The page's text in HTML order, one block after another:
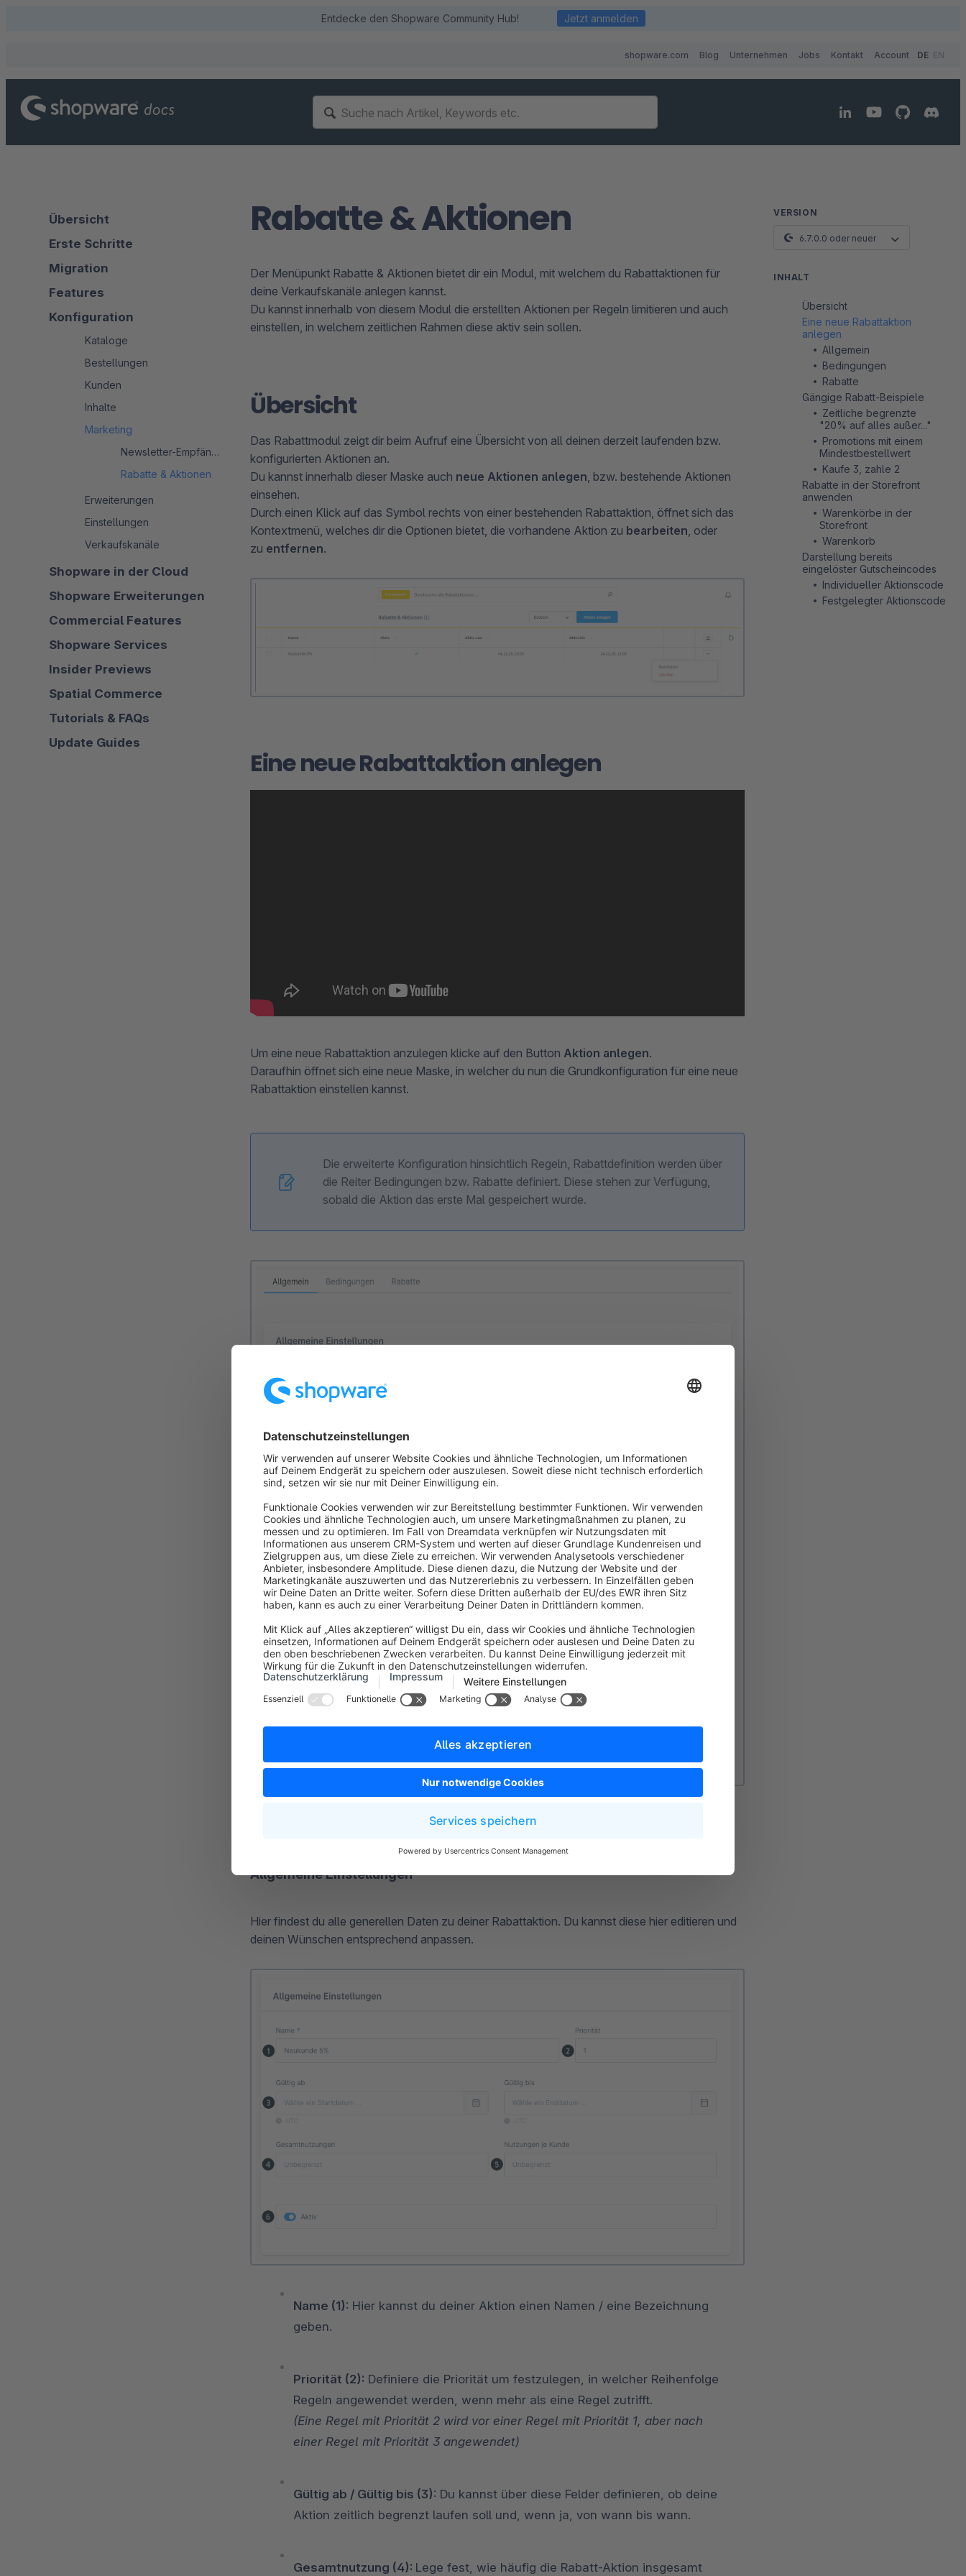
Entdecke den Shopware Community Hub! Jetzt anmelden
shopware.com Blog Unternehmen Jobs Kontakt Account DE EN
Übersicht
Erste Schritte
Migration
Features
Konfiguration
Kataloge
Bestellungen
Kunden
Inhalte
Marketing
Newsletter-Empfänger
Rabatte & Aktionen
Erweiterungen
Einstellungen
Verkaufskanäle
Shopware in der Cloud
Shopware Erweiterungen
Commercial Features
Shopware Services
Insider Previews
Spatial Commerce
Tutorials & FAQs
Update Guides
Rabatte & Aktionen
Der Menüpunkt Rabatte & Aktionen bietet dir ein Modul, mit welchem du Rabattaktionen für
deine Verkaufskanäle anlegen kannst.
Du kannst innerhalb von diesem Modul die erstellten Aktionen per Regeln limitieren und auch
einstellen, in welchem zeitlichen Rahmen diese aktiv sein sollen.
Übersicht
Das Rabattmodul zeigt dir beim Aufruf eine Übersicht von all deinen derzeit laufenden bzw.
konfigurierten Aktionen an.
Du kannst innerhalb dieser Maske auch neue Aktionen anlegen, bzw. bestehende Aktionen
einsehen.
Durch einen Klick auf das Symbol rechts von einer bestehenden Rabattaktion, öffnet sich das
Kontextmenü, welches dir die Optionen bietet, die vorhandene Aktion zu bearbeiten, oder
zu entfernen.
Eine neue Rabattaktion anlegen
Um eine neue Rabattaktion anzulegen klicke auf den Button Aktion anlegen.
Daraufhin öffnet sich eine neue Maske, in welcher du nun die Grundkonfiguration für eine neue
Rabattaktion einstellen kannst.
Die erweiterte Konfiguration hinsichtlich Regeln, Rabattdefinition werden über
die Reiter Bedingungen bzw. Rabatte definiert. Diese stehen zur Verfügung,
sobald die Aktion das erste Mal gespeichert wurde.
Allgemeine Einstellungen
Hier findest du alle generellen Daten zu deiner Rabattaktion. Du kannst diese hier editieren und
deinen Wünschen entsprechend anpassen.
Name (1): Hier kannst du deiner Aktion einen Namen / eine Bezeichnung
geben.
Priorität (2): Definiere die Priorität um festzulegen, in welcher Reihenfolge
Regeln angewendet werden, wenn mehr als eine Regel zutrifft.
(Eine Regel mit Priorität 2 wird vor einer Regel mit Priorität 1, aber nach
einer Regel mit Priorität 3 angewendet)
Gültig ab / Gültig bis (3): Du kannst über diese Felder definieren, ob deine
Aktion zeitlich begrenzt laufen soll und, wenn ja, von wann bis wann.
Gesamtnutzung (4): Lege fest, wie häufig die Rabatt-Aktion insgesamt
VERSION
6.7.0.0 oder neuer
INHALT
Übersicht
Eine neue Rabattaktion
anlegen
Allgemein
Bedingungen
Rabatte
Gängige Rabatt-Beispiele
Zeitliche begrenzte
"20% auf alles außer..."
Promotions mit einem
Mindestbestellwert
Kaufe 3, zahle 2
Rabatte in der Storefront
anwenden
Warenkörbe in der
Storefront
Warenkorb
Darstellung bereits
eingelöster Gutscheincodes
Individueller Aktionscode
Festgelegter Aktionscode